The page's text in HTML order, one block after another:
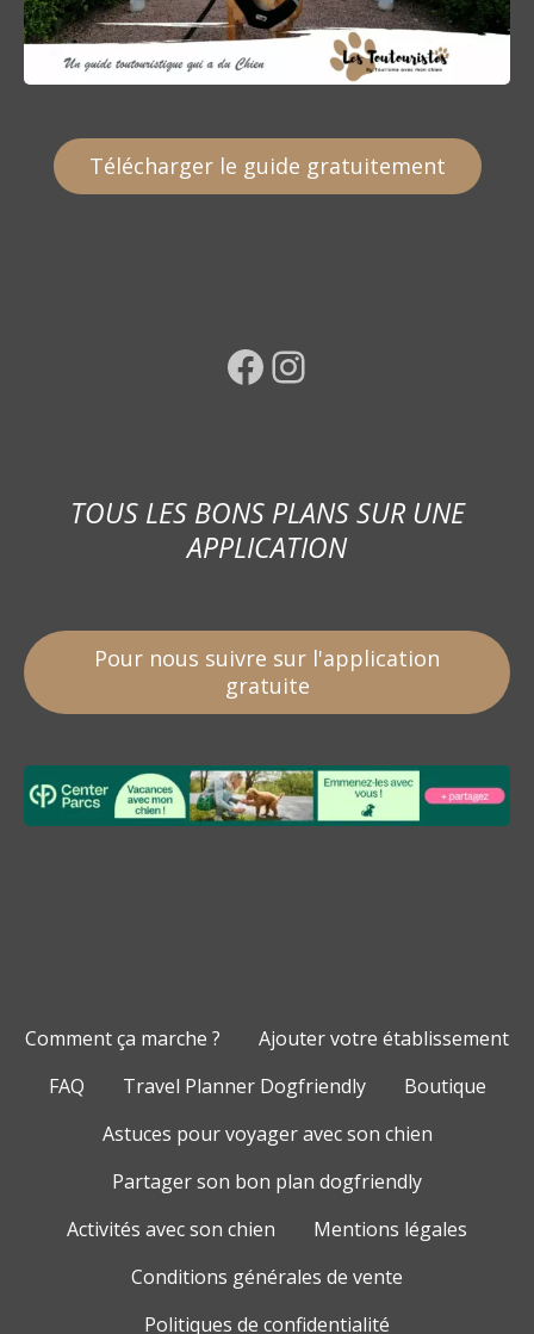
Télécharger le guide gratuitement
Facebook Instagram
TOUS LES BONS PLANS SUR UNE
APPLICATION
Pour nous suivre sur l'application
gratuite
Comment ça marche ?
Ajouter votre établissement
FAQ
Travel Planner Dogfriendly
Boutique
Astuces pour voyager avec son chien
Partager son bon plan dogfriendly
Activités avec son chien
Mentions légales
Conditions générales de vente
Politiques de confidentialité